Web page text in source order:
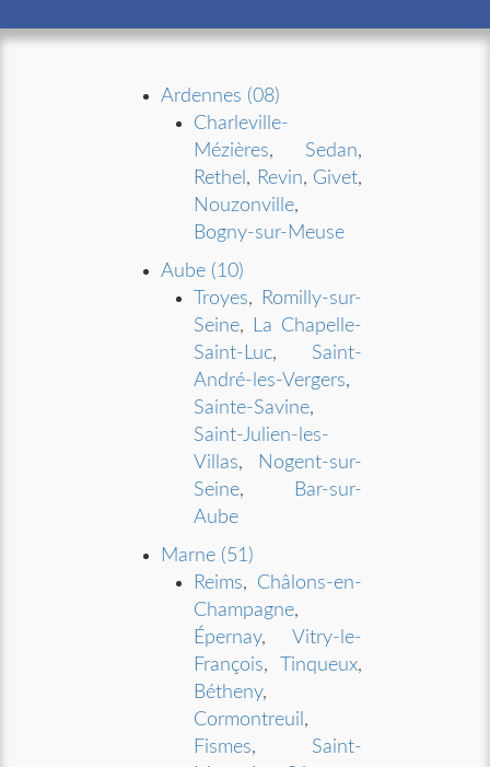
Ardennes (08)
Charleville-
Mézières, Sedan,
Rethel , Revin, Givet,
Nouzonville,
Bogny-sur-Meuse
Aube (10)
Troyes,
Romilly-sur-
Seine,
La Chapelle-
Saint-Luc, Saint-
André-les-Vergers,
Sainte-Savine,
Saint-Julien-les-
Villas,
Nogent-sur-
Seine,
Bar-sur-
Aube
Marne (51)
Reims, Châlons-en-
Champagne,
Épernay, Vitry-le-
François, Tinqueux,
Bétheny,
Cormontreuil ,
Fismes, Saint-